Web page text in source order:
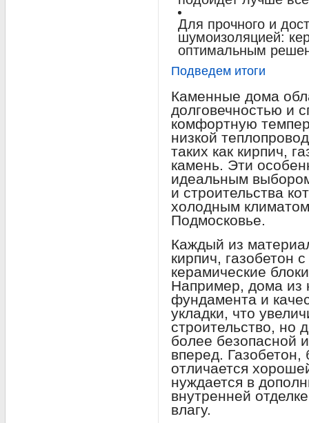
Для прочного и
шумоизоляцией:
оптимальным
Подведем итоги
Каменные дома
долговечностью и
комфортную
низкой
таких как кирпич,
камень. Эти
идеальным
и строительства
холодным
Подмосковье.
Каждый из
кирпич, газобетон
керамические
Например, дома из
фундамента и
укладки, что
строительство, но
более безопасной
вперед. Газобетон,
отличается
нуждается в
внутренней
влагу.